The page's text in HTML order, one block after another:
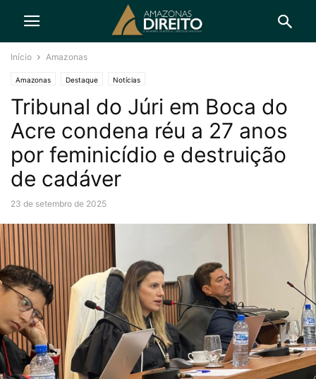
Início Amazonas
Amazonas Destaque Notícias
Tribunal do Júri em Boca do
Acre condena réu a 27 anos
por feminicídio e destruição
de cadáver
23 de setembro de 2025